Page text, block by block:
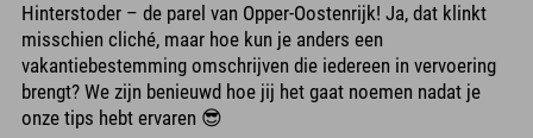
Hinterstoder – de parel van Opper-Oostenrijk! Ja, dat klinkt
misschien cliché, maar hoe kun je anders een
vakantiebestemming omschrijven die iedereen in vervoering
brengt? We zijn benieuwd hoe jij het gaat noemen nadat je
onze tips hebt ervaren 😎